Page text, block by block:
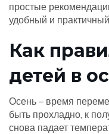
простые
удобный и
Как
детей в
Осень – время
быть прохладно, к
снова падает